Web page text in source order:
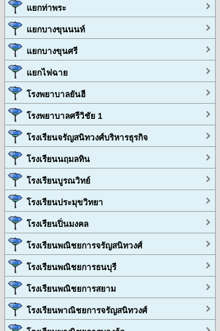
แยกท่าพระ
แยกบางขุนนนท์
แยกบางขุนศรี
แยกไฟฉาย
โรงพยาบาลยันฮี
โรงพยาบาลศรีวิชัย 1
โรงเรียนจรัญสนิทวงศ์บริหารธุรกิจ
โรงเรียนนฤมลทิน
โรงเรียนบูรณวิทย์
โรงเรียนประมุขวิทยา
โรงเรียนปิ่นมงคล
โรงเรียนพณิชยการจรัญสนิทวงศ์
โรงเรียนพณิชยการธนบุรี
โรงเรียนพณิชยการสยาม
โรงเรียนพาณิชยการจรัญสนิทวงศ์